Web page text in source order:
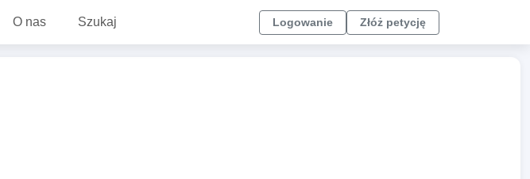
O nas Szukaj Logowanie Złóż petycję